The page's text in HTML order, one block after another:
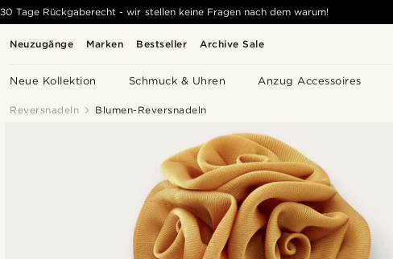
Neuzugänge Marken Bestseller Archive Sale
Neue Kollektion Schmuck & Uhren Anzug Accessoires
30 Tage Rückgaberecht - wir stellen keine Fragen nach dem warum!
Reversnadeln Blumen-Reversnadeln